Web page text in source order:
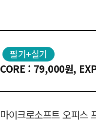
필기+실기
CORE : 79,000원,
마이크로소프트 오피스